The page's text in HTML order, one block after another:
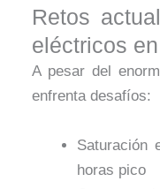
Retos
eléctricos
A pesar del
enfrenta desafíos:
Saturación
horas pico